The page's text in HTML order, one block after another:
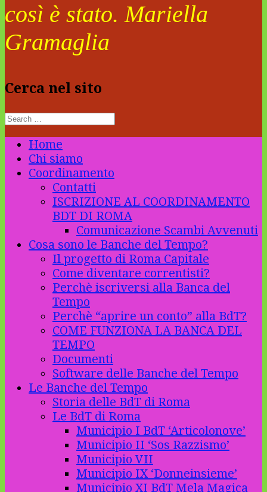
così è stato. Mariella
Gramaglia
Cerca nel sito
Home
Chi siamo
Coordinamento
Contatti
ISCRIZIONE AL COORDINAMENTO
BDT DI ROMA
Comunicazione Scambi Avvenuti
Cosa sono le Banche del Tempo?
Il progetto di Roma Capitale
Come diventare correntisti?
Perchè iscriversi alla Banca del
Tempo
Perchè “aprire un conto” alla BdT?
COME FUNZIONA LA BANCA DEL
TEMPO
Documenti
Software delle Banche del Tempo
Le Banche del Tempo
Storia delle BdT di Roma
Le BdT di Roma
Municipio I BdT ‘Articolonove’
Municipio II ‘Sos Razzismo’
Municipio VII
Municipio IX ‘Donneinsieme’
Municipio XI BdT Mela Magica